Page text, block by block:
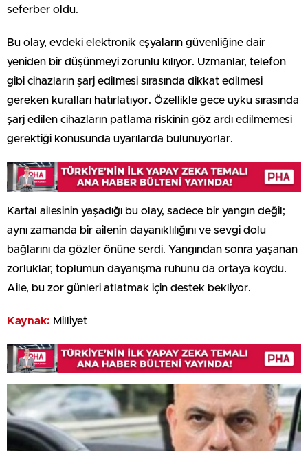
seferber oldu.
Bu olay, evdeki elektronik eşyaların güvenliğine dair
yeniden bir düşünmeyi zorunlu kılıyor. Uzmanlar, telefon
gibi cihazların şarj edilmesi sırasında dikkat edilmesi
gereken kuralları hatırlatıyor. Özellikle gece uyku sırasında
şarj edilen cihazların patlama riskinin göz ardı edilmemesi
gerektiği konusunda uyarılarda bulunuyorlar.
Kartal ailesinin yaşadığı bu olay, sadece bir yangın değil;
aynı zamanda bir ailenin dayanıklılığını ve sevgi dolu
bağlarını da gözler önüne serdi. Yangından sonra yaşanan
zorluklar, toplumun dayanışma ruhunu da ortaya koydu.
Aile, bu zor günleri atlatmak için destek bekliyor.
Kaynak: Milliyet